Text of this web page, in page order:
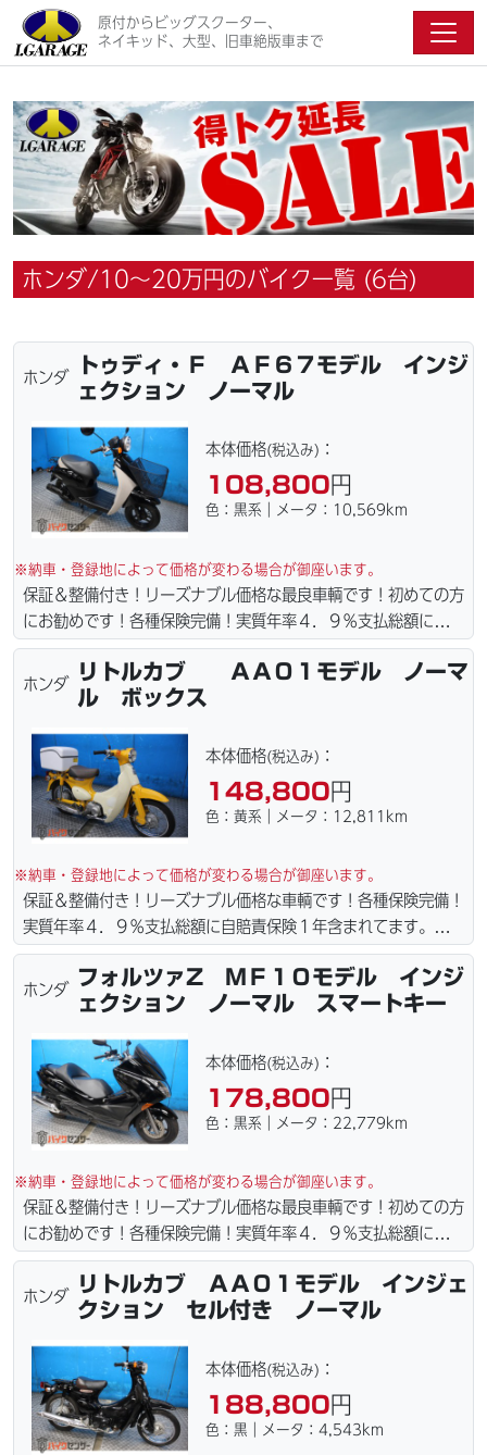
原付からビッグスクーター、
ネイキッド、大型、旧車絶版車まで
ホンダ/10〜20万円のバイク一覧 (6台)
ホンダ
トゥディ・Ｆ ＡＦ６７モデル インジ
ェクション ノーマル
本体価格(税込み) ：
108,800円
色：黒系｜メータ：10,569km
※納車・登録地によって価格が変わる場合が御座います。
保証＆整備付き！リーズナブル価格な最良車輌です！初めての方
にお勧めです！各種保険完備！実質年率４．９％支払総額に自賠
責保険１年含まれてます。全国どこでも１万円〜4.5万円にて配
達致します！！（離島の場合は港止めになります）ｗｅｂロー
ン・カード各種取り扱ってます。タイヤ・ブレーキパッド・ベル
ズナブルな価格にて消耗品交換プラン１万〜ご用意しておりま
す。詳しくはお問合わせ下さい。ご契約後の取り置き＆保管無料
サービス行ってます。当社ホームページにて詳細画像見れます。
ホンダ
リトルカブ ＡＡ０１モデル ノーマ
ル ボックス
本体価格(税込み) ：
148,800円
色：黄系｜メータ：12,811km
※納車・登録地によって価格が変わる場合が御座います。
保証＆整備付き！リーズナブル価格な車輌です！各種保険完備！
実質年率４．９％支払総額に自賠責保険１年含まれてます。全国
どこでも１万円〜4.5万円にて配達致します！！（離島の場合は
港止めになります）。☆盗難保険加入可能！ｗｅｂローン・カー
ド各種取り扱ってます。仕様変更からレストアまで、お気軽にお
てます。当社ホームページにて詳細画像見れます。
ホンダ
フォルツァZ ＭＦ１０モデル インジ
ェクション ノーマル スマートキー
本体価格(税込み) ：
178,800円
色：黒系｜メータ：22,779km
※納車・登録地によって価格が変わる場合が御座います。
保証＆整備付き！リーズナブル価格な最良車輌です！初めての方
にお勧めです！各種保険完備！実質年率４．９％支払総額に自賠
責保険令和９年６月含まれてます。全国どこでも１．１万円〜
４．５万円にて配達致します！！（離島の場合は港止めになりま
す）ｗｅｂローン・カード・ＰａｙＰａｙ各種取り扱ってます。
ー・プラグ・フィルター・リーズナブルな価格にて消耗品交換プ
ラン１万〜ご用意しております。詳しくはお問合わせ下さい。ご
契約後の取り置き＆保管無料サービス行ってます。当社ホームペ
ージにて詳細画像見れます。
ホンダ
リトルカブ ＡＡ０１モデル インジェ
クション セル付き ノーマル
本体価格(税込み) ：
188,800円
色：黒｜メータ：4,543km